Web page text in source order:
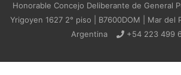
Honorable Concejo Deliberante de General
Yrigoyen 1627 2° piso | B7600DOM | Mar del
Argentina
+54 223 499